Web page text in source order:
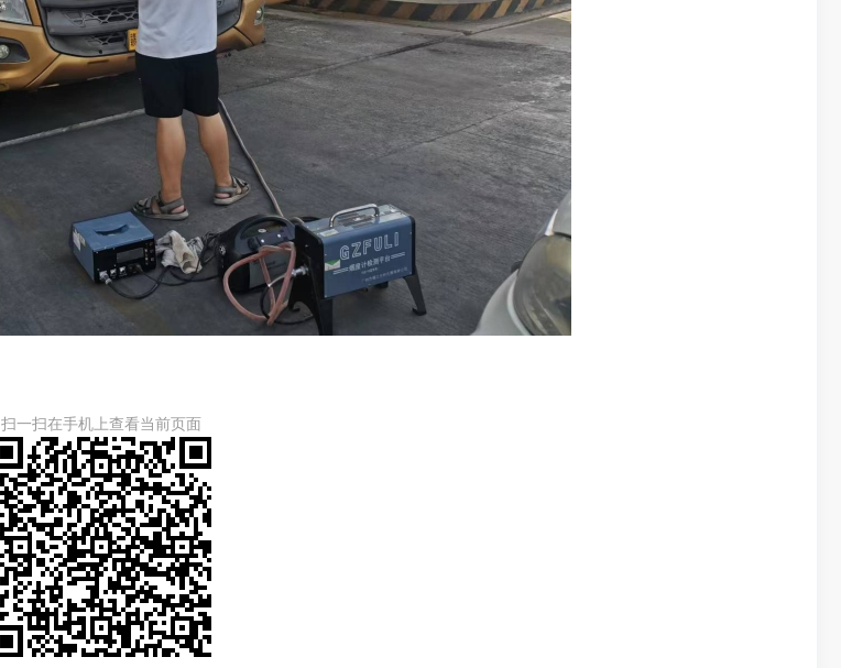
扫一扫在手机上查看当前页面